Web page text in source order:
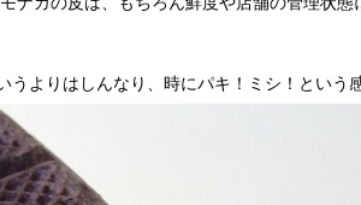
よりはしんなり、時にパキ！ミシ！という